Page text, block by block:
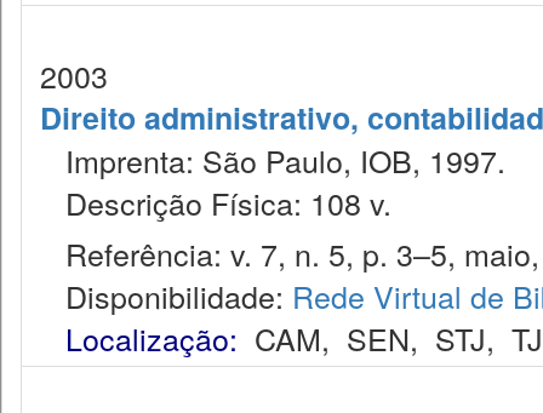
2003
Direito administrativo,
Imprenta: São Paulo, IOB, 1997.
Descrição Física: 108 v.
Referência: v. 7, n. 5, p. 3–5,
Disponibilidade: Rede Virtual de
Localização: CAM, SEN, STJ,